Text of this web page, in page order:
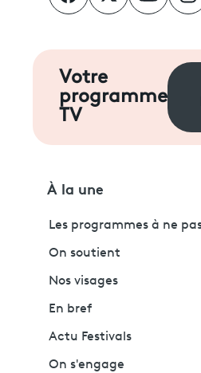
Votre
programme
TV
À la une
Les programmes à ne
On soutient
Nos visages
En bref
Actu Festivals
On s'engage